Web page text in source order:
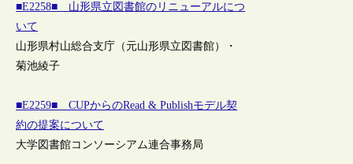
■E2258■ 山形県立図書館のリニューアルにつ
いて
山形県村山総合支庁（元山形県立図書館）・
菊池綾子
■E2259■ CUPからのRead & Publishモデル契
約の提案について
大学図書館コンソーシアム連合事務局